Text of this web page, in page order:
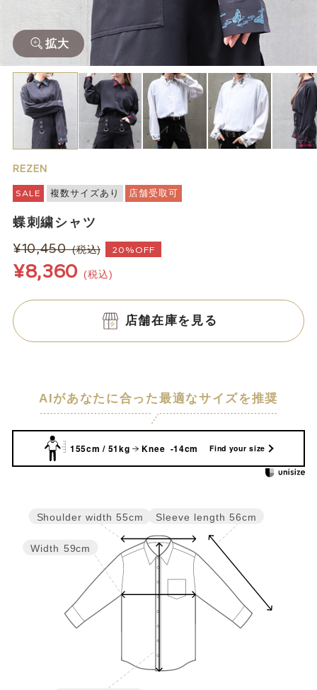
拡大
REZEN
SALE 複数サイズあり 店舗受取可
蝶刺繍シャツ
¥10,450 (税込) 20%OFF
¥8,360 (税込)
店舗在庫を見る
AIがあなたに合った最適なサイズを推奨
155cm / 51kg Knee -14cm Find your size
Sleeve length 56cm
Width 59cm
Shoulder width 55cm